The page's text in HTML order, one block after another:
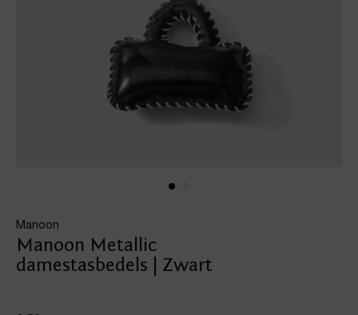
Manoon
Manoon Metallic
damestasbedels | Zwart